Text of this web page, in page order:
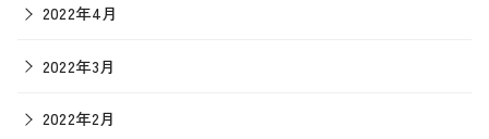
2022年4月
2022年3月
2022年2月